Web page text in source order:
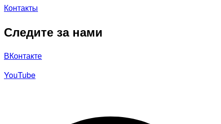
Контакты
Следите за нами
ВКонтакте
YouTube